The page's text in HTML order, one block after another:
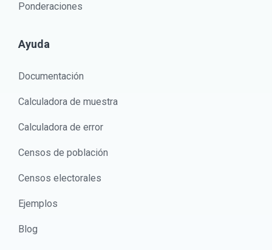
Ponderaciones
Ayuda
Documentación
Calculadora de muestra
Calculadora de error
Censos de población
Censos electorales
Ejemplos
Blog